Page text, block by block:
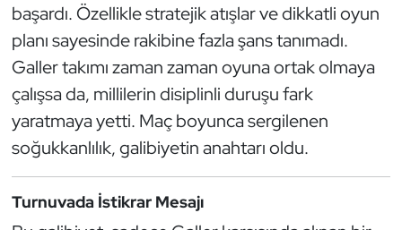
başardı. Özellikle stratejik atışlar ve dikkatli oyun
planı sayesinde rakibine fazla şans tanımadı.
Galler takımı zaman zaman oyuna ortak olmaya
çalışsa da, millilerin disiplinli duruşu fark
yaratmaya yetti. Maç boyunca sergilenen
soğukkanlılık, galibiyetin anahtarı oldu.
Turnuvada İstikrar Mesajı
Hentbol
İşitme Engelli Sporcular
Judo ve Kuraş
Karate